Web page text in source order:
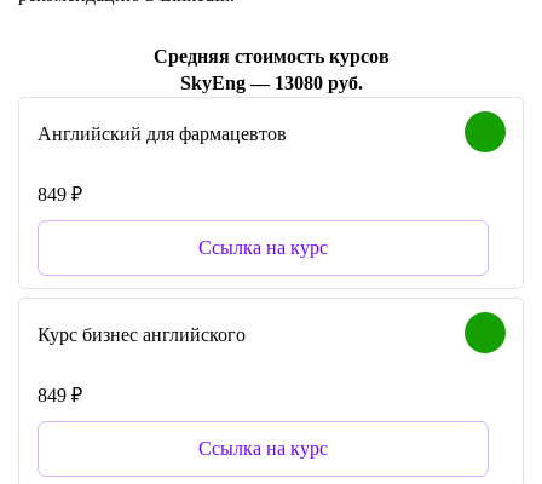
Средняя стоимость курсов
SkyEng — 13080 руб.
Английский для фармацевтов
849 ₽
Ссылка на курс
Курс бизнес английского
849 ₽
Ссылка на курс